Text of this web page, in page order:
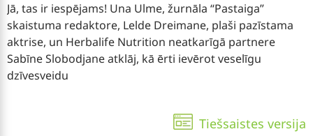
Jā, tas ir iespējams! Una Ulme, žurnāla “Pastaiga”
skaistuma redaktore, Lelde Dreimane, plaši pazīstama
aktrise, un Herbalife Nutrition neatkarīgā partnere
Sabīne Slobodjane atklāj, kā ērti ievērot veselīgu
dzīvesveidu
Tiešsaistes versija